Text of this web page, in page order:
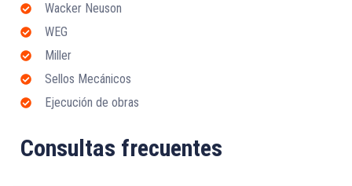
Wacker Neuson
WEG
Miller
Sellos Mecánicos
Ejecución de obras
Consultas frecuentes